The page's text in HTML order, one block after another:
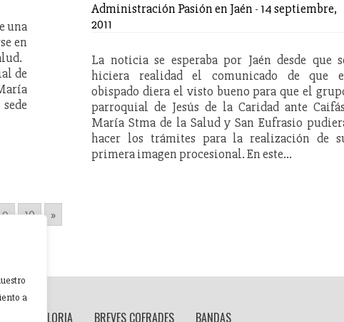
a
una
en
de
Administración Pasión en Jaén - 14 septiembre,
2011
La noticia se esperaba por Jaén desde que
hiciera realidad el comunicado de que
obispado diera el visto bueno para que el
parroquial de Jesús de la Caridad ante
María Stma de la Salud y San Eufrasio
hacer los trámites para la realización de
primera imagen procesional. En este…
9 10 »
DE GLORIA BREVES COFRADES BANDAS